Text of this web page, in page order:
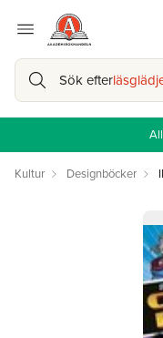
Sök efter
Kultur Designböcker